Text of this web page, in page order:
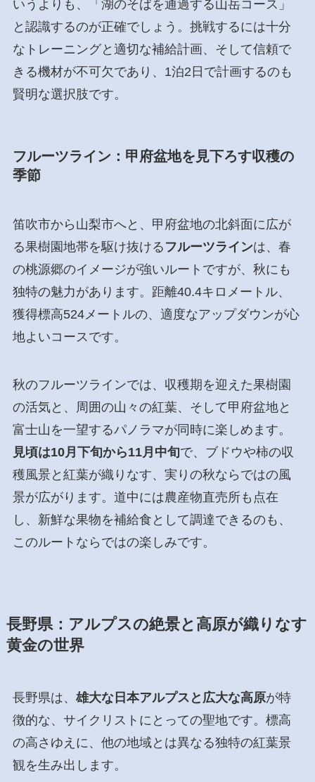
いうよりも、「湖のそばを通過する山岳コース」
と認識するのが正確でしょう。挑戦するには十分
なトレーニングと適切な補給計画、そして信頼で
きる機材が不可欠であり、1泊2日で計画するのも
賢明な選択肢です。
フルーツライン：甲府盆地を見下ろす収穫の
季節
笛吹市から山梨市へと、甲府盆地の北斜面に広が
る果樹園地帯を駆け抜ける フルーツラインは、春
の桃源郷のイメージが強いルートですが、秋にも
独特の魅力があります。距離40.4キロメートル、
獲得標高524メートルの、適度なアップダウンが心
地よいコースです。
秋のフルーツラインでは、収穫期を迎えた果樹園
の活気と、周囲の山々の紅葉、そして甲府盆地と
富士山を一望するパノラマが同時に楽しめます。
見頃は10月下旬から11月中旬で、ブドウや柿の収
穫風景と紅葉が織りなす、実りの秋ならではの風
景が広がります。道中には農産物直売所も点在
し、新鮮な果物を補給食として調達できるのも、
このルートならではの楽しみです。
長野県：アルプスの絶景と高原が織りなす
黄金の世界
長野県は、 雄大な日本アルプスと広大な高原が特
徴的な、サイクリストにとっての聖地です。標高
の高さゆえに、他の地域とは異なる独特の紅葉景
観を生み出します。